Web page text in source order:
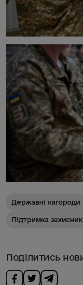
Державні нагороди
Підтримка
Поділитись